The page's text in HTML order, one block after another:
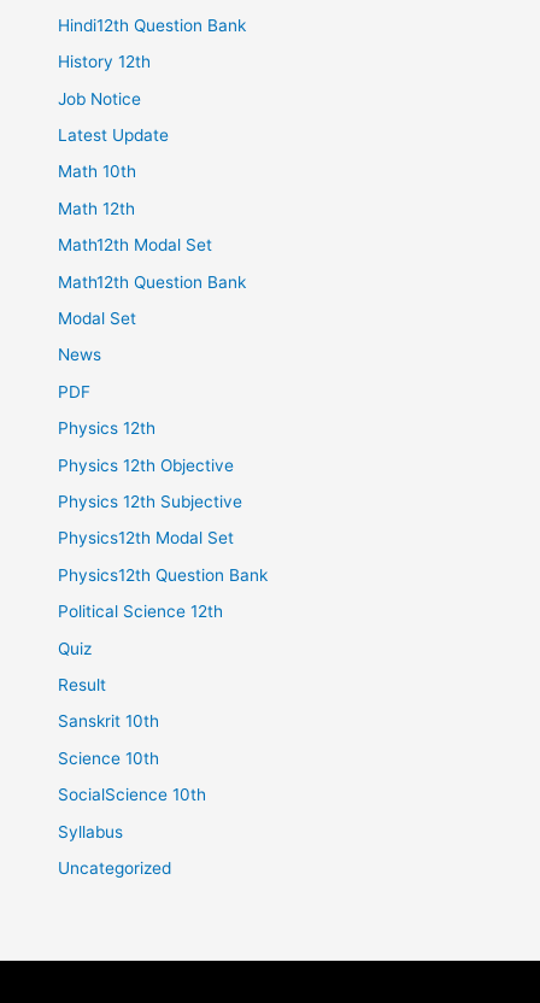
Hindi12th Question Bank
History 12th
Job Notice
Latest Update
Math 10th
Math 12th
Math12th Modal Set
Math12th Question Bank
Modal Set
News
PDF
Physics 12th
Physics 12th Objective
Physics 12th Subjective
Physics12th Modal Set
Physics12th Question Bank
Political Science 12th
Quiz
Result
Sanskrit 10th
Science 10th
SocialScience 10th
Syllabus
Uncategorized